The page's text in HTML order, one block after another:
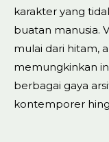
karakter yang
buatan manusia.
mulai dari hitam,
memungkinkan
berbagai gaya
kontemporer